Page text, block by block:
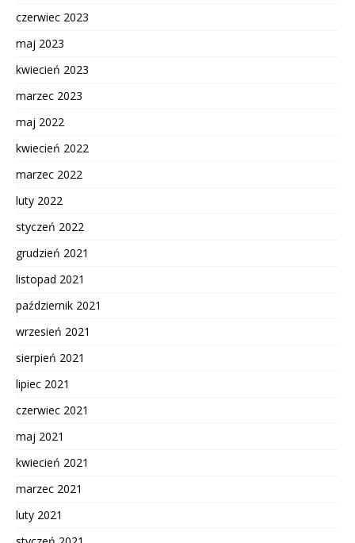
czerwiec 2023
maj 2023
kwiecień 2023
marzec 2023
maj 2022
kwiecień 2022
marzec 2022
luty 2022
styczeń 2022
grudzień 2021
listopad 2021
październik 2021
wrzesień 2021
sierpień 2021
lipiec 2021
czerwiec 2021
maj 2021
kwiecień 2021
marzec 2021
luty 2021